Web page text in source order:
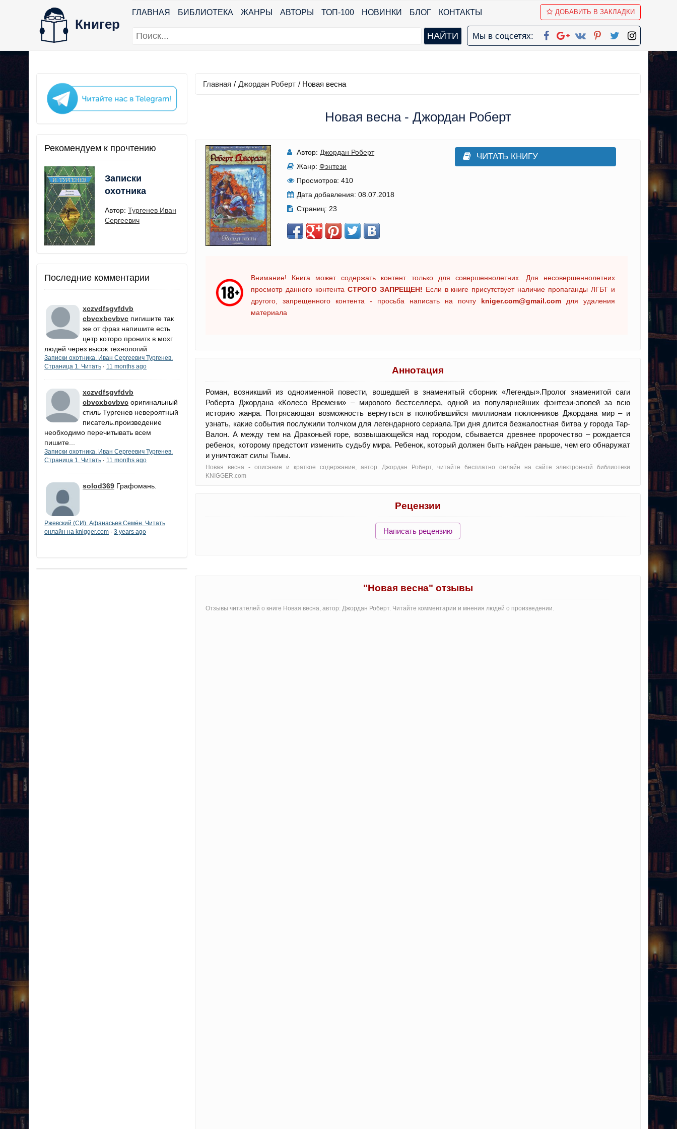
Книгер
ГЛАВНАЯ БИБЛИОТЕКА ЖАНРЫ АВТОРЫ ТОП-100 НОВИНКИ БЛОГ КОНТАКТЫ ДОБАВИТЬ В ЗАКЛАДКИ
Мы в соцсетях:
Рекомендуем к прочтению
Записки
охотника
Автор: Тургенев Иван
Сергеевич
Последние комментарии
xczvdfsgvfdvb
cbvcxbcvbvc пигишите так
же от фраз напишите есть
цетр которо пронитк в мохг
людей через высок технологий
Записки охотника. Иван Сергеевич Тургенев.
Страница 1. Читать · 11 months ago
xczvdfsgvfdvb
cbvcxbcvbvc оригинальный
стиль Тургенев невероятный
писатель.произведение
необходимо перечитывать всем
пишите...
Записки охотника. Иван Сергеевич Тургенев.
Страница 1. Читать · 11 months ago
solod369 Графомань.
Ржевский (СИ). Афанасьев Семён. Читать
онлайн на knigger.com · 3 years ago
Главная / Джордан Роберт / Новая весна
Новая весна - Джордан Роберт
Автор: Джордан Роберт
Жанр: Фэнтези
Просмотров: 410
Дата добавления: 08.07.2018
Страниц: 23
ЧИТАТЬ КНИГУ
Внимание! Книга может содержать контент только для совершеннолетних. Для несовершеннолетних
просмотр данного контента СТРОГО ЗАПРЕЩЕН! Если в книге присутствует наличие пропаганды ЛГБТ и
другого, запрещенного контента - просьба написать на почту kniger.com@gmail.com для удаления
материала
Аннотация
Роман, возникший из одноименной повести, вошедшей в знаменитый сборник «Легенды».Пролог знаменитой саги
Роберта Джордана «Колесо Времени» – мирового бестселлера, одной из популярнейших фэнтези-эпопей за всю
историю жанра. Потрясающая возможность вернуться в полюбившийся миллионам поклонников Джордана мир – и
узнать, какие события послужили толчком для легендарного сериала.Три дня длится безжалостная битва у города Тар-
Валон. А между тем на Драконьей горе, возвышающейся над городом, сбывается древнее пророчество – рождается
ребенок, которому предстоит изменить судьбу мира. Ребенок, который должен быть найден раньше, чем его обнаружат
и уничтожат силы Тьмы.
Новая весна - oписание и краткое содержание, автор Джордан Роберт, читайте бесплатно онлайн на сайте электронной библиотеки
KNIGGER.com
Рецензии
Написать рецензию
"Новая весна" отзывы
Отзывы читателей о книге Новая весна, автор: Джордан Роберт. Читайте комментарии и мнения людей о произведении.